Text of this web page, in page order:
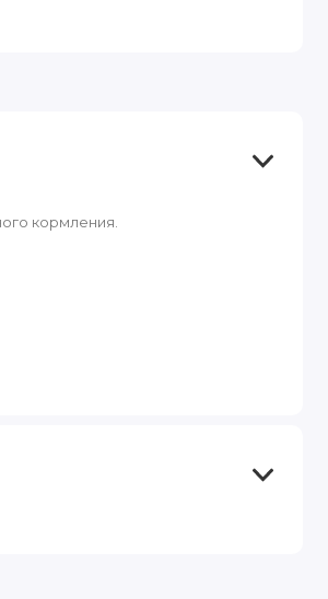
кормления.